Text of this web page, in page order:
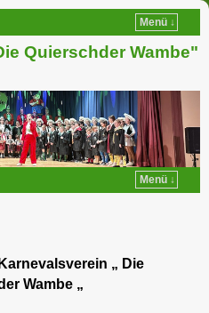
Menü ↓
Quierschder Wambe"
Menü ↓
„ Die
Wambe „